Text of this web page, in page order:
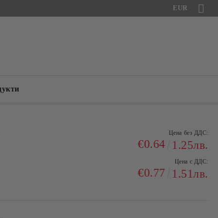
EUR
Цена без ДДС:
€0.64 1.25лв.
Цена с ДДС:
€0.77 1.51лв.